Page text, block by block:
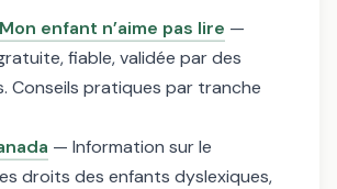
enfant n’aime pas lire —
fiable, validée par des
Conseils pratiques par tranche
— Information sur le
droits des enfants dyslexiques,